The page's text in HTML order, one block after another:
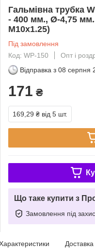
Гальмівна трубка
- 400 мм., Ø-4,75
М10х1.25)
Під замовлення
Код: WP-150
Опт і
Відправка з 08 серпня
171 ₴
169,29 ₴ від 5 шт.
Що таке купити з
Замовлення під
Доставка